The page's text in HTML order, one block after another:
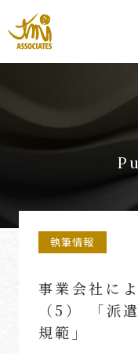
執筆情報
事業会社に
（5） 「派
規範」